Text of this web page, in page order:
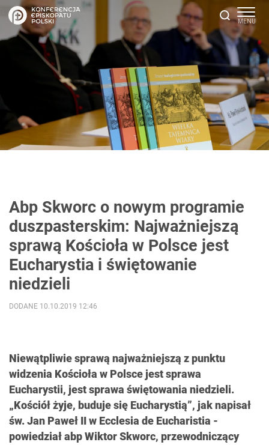
Abp Skworc o nowym programie
duszpasterskim: Najważniejszą
sprawą Kościoła w Polsce jest
Eucharystia i świętowanie
niedzieli
Niewątpliwie sprawą najważniejszą z punktu
widzenia Kościoła w Polsce jest sprawa
Eucharystii, jest sprawa świętowania niedzieli.
„Kościół żyje, buduje się Eucharystią”, jak napisał
św. Jan Paweł II w Ecclesia de Eucharistia -
powiedział abp Wiktor Skworc, przewodniczący
DODANE 10.10.2019 12:46